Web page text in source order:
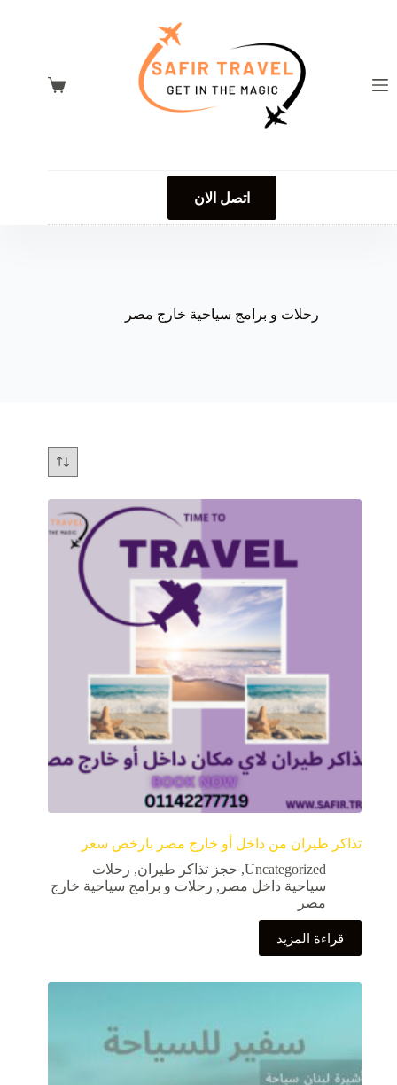
عربة
اتصل الان
رحلات و برامج سياحية خارج مصر
تذاكر طيران من داخل أو خارج مصر بارخص سعر
Uncategorized
, حجز تذاكر طيران, رحلات
سياحية داخل مصر , رحلات و برامج سياحية خارج
مصر
قراءة المزيد